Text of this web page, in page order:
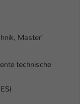
Master"
technische
mit, ob